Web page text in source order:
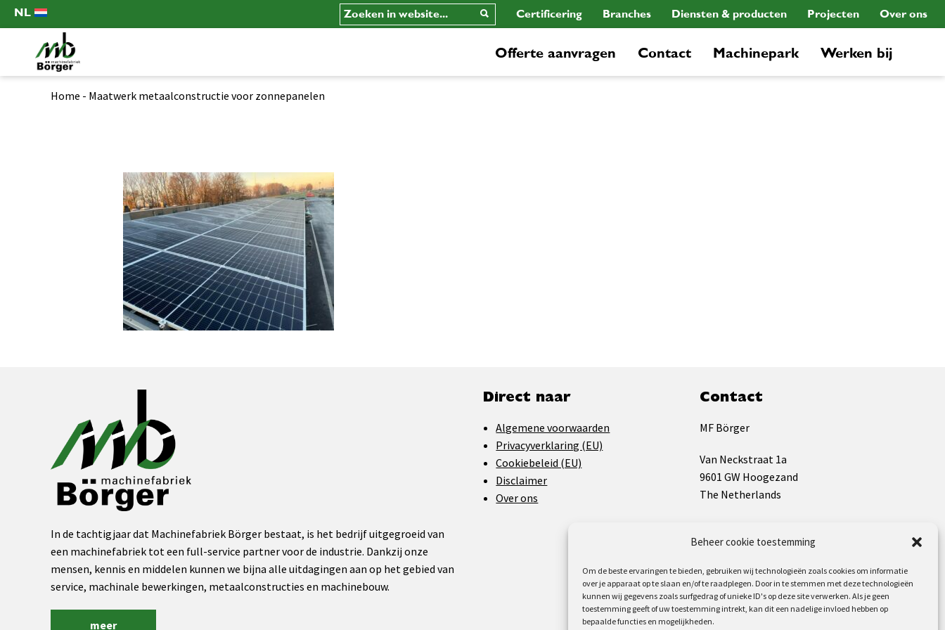
Beheer cookie toestemming
Om de beste ervaringen te bieden, gebruiken wij technologieën zoals cookies om informatie
over je apparaat op te slaan en/of te raadplegen. Door in te stemmen met deze technologieën
kunnen wij gegevens zoals surfgedrag of unieke ID's op deze site verwerken. Als je geen
toestemming geeft of uw toestemming intrekt, kan dit een nadelige invloed hebben op
bepaalde functies en mogelijkheden.
NL Certificering Branches Diensten & producten Projecten Over ons
Offerte aanvragen Contact Machinepark Werken bij
Home - Maatwerk metaalconstructie voor zonnepanelen
In de tachtigjaar dat Machinefabriek Börger bestaat, is het bedrijf uitgegroeid van
een machinefabriek tot een full-service partner voor de industrie. Dankzij onze
mensen, kennis en middelen kunnen we bijna alle uitdagingen aan op het gebied van
service, machinale bewerkingen, metaalconstructies en machinebouw.
meer
Direct naar
Algemene voorwaarden
Privacyverklaring (EU)
Cookiebeleid (EU)
Disclaimer
Over ons
Contact
MF Börger
Van Neckstraat 1a
9601 GW Hoogezand
The Netherlands
BTW: NL819544826B01
+31(0)598 392 733
info@mf-borger.nl